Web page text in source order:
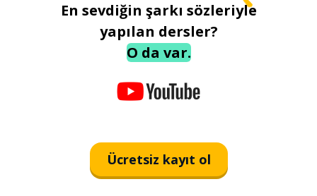
En sevdiğin şarkı sözleriyle
yapılan dersler?
O da var.
Ücretsiz kayıt ol